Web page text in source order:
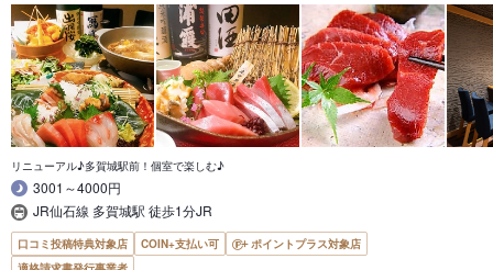
リニューアル♪多賀城駅前！個室で楽しむ♪
3001～4000円
JR仙石線 多賀城駅 徒歩1分JR
口コミ投稿特典対象店 COIN+支払い可
ポイントプラス対象店